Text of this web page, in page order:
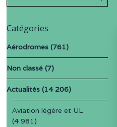
Catégories
Aérodromes (761)
Non classé (7)
Actualités (14 206)
Aviation légère et UL
(4 981)